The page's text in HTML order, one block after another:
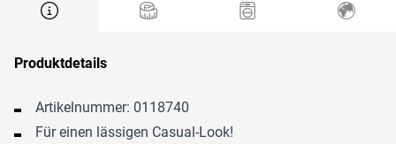
Produktdetails
Artikelnummer: 0118740
Für einen lässigen Casual-Look!